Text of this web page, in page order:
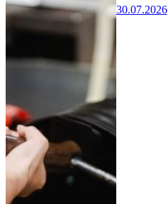
30.07.2026